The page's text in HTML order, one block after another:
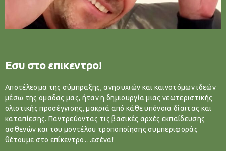
Εσυ στο επικεντρο!
Αποτέλεσμα της σύμπραξης, ανησυχιών και καινοτόμων ιδεών
μέσω της ομαδας μας, ήταν η δημιουργία μιας νεωτεριστικής
ολιστικής προσέγγισης, μακριά από κάθε υπόνοια δίαιτας και
καταπίεσης. Παντρεύοντας τις βασικές αρχές εκπαίδευσης
ασθενών και του μοντέλου τροποποίησης συμπεριφοράς
θέτουμε στο επίκεντρο…εσένα!